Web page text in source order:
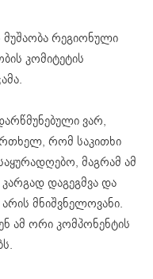
რეგიონული
კომიტეტის
ვარ,
რომ საკითხი
მაგრამ ამ
დაგეგმვა და
მნიშვნელოვანი.
ამ ორი კომპონენტის